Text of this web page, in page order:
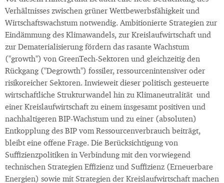
Verhältnisses zwischen grüner Wettbewerbsfähigkeit und
Wirtschaftswachstum notwendig. Ambitionierte Strategien zur
Eindämmung des Klimawandels, zur Kreislaufwirtschaft und
zur Dematerialisierung fördern das rasante Wachstum
("growth") von GreenTech-Sektoren und gleichzeitig den
Rückgang ("Degrowth") fossiler, ressourcenintensiver oder
risikoreicher Sektoren. Inwieweit dieser politisch gesteuerte
wirtschaftliche Strukturwandel hin zu Klimaneutralität und
einer Kreislaufwirtschaft zu einem insgesamt positiven und
nachhaltigeren BIP-Wachstum und zu einer (absoluten)
Entkopplung des BIP vom Ressourcenverbrauch beiträgt,
bleibt eine offene Frage. Die Berücksichtigung von
Suffizienzpolitiken in Verbindung mit den vorwiegend
technischen Strategien Effizienz und Suffizienz (Erneuerbare
Energien) sowie mit Strategien der Kreislaufwirtschaft machen